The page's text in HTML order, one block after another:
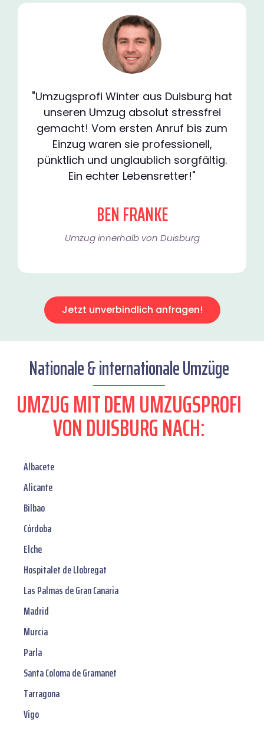
"Umzugsprofi Winter aus Duisburg hat
unseren Umzug absolut stressfrei
gemacht! Vom ersten Anruf bis zum
Einzug waren sie professionell,
pünktlich und unglaublich sorgfältig.
Ein echter Lebensretter!"
BEN FRANKE
Umzug innerhalb von Duisburg​
Jetzt unverbindlich anfragen!
Nationale & internationale Umzüge
UMZUG MIT DEM UMZUGSPROFI
VON DUISBURG NACH:
Albacete
Alicante
Bilbao
Córdoba
Elche
Hospitalet de Llobregat
Las Palmas de Gran Canaria
Madrid
Murcia
Parla
Santa Coloma de Gramanet
Tarragona
Vigo